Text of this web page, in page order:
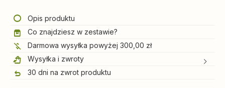
Opis produktu
Co znajdziesz w zestawie?
Darmowa wysyłka powyżej 300,00 zł
Wysyłka i zwroty
30 dni na zwrot produktu